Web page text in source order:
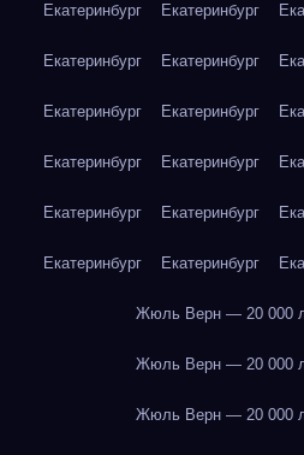
Екатеринбург Екатеринбург
Екатеринбург Екатеринбург
Екатеринбург Екатеринбург
Екатеринбург Екатеринбург
Екатеринбург Екатеринбург
Екатеринбург Екатеринбург
Жюль Верн — 20 000
Жюль Верн — 20 000
Жюль Верн — 20 000